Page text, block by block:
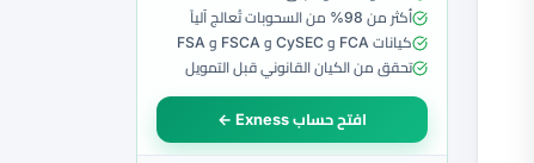
أكثر من 98% من السحوبات تُعالج آلياً
كيانات FCA و CySEC و FSCA و FSA
تحقق من الكيان القانوني قبل التمويل
افتح حساب Exness ←